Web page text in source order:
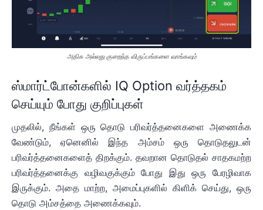
அதிக அல்லது குறைந்த விருப்பங்களை வாங்கவும்
ஸ்மார்ட்போன்களில் IQ Option வர்த்தகம்
செய்யும் போது குறிப்புகள்
முதலில், நீங்கள் ஒரு தொடு பரிவர்த்தனைகளை அணைக்க
வேண்டும், ஏனெனில் இந்த அம்சம் ஒரு தொடுதலுடன்
பரிவர்த்தனைகளைத் திறக்கும். தவறான தொடுதல் சாதகமற்ற
பரிவர்த்தனைக்கு வழிவகுக்கும் போது இது ஒரு பேரழிவாக
இருக்கும். அதை மாற்ற, அமைப்புகளில் கிளிக் செய்து, ஒரு
தொடு அம்சத்தை அணைக்கவும்.